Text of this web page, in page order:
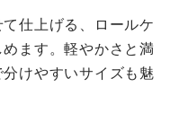
仕上げる、ロールケ
ます。軽やかさと満
けやすいサイズも魅